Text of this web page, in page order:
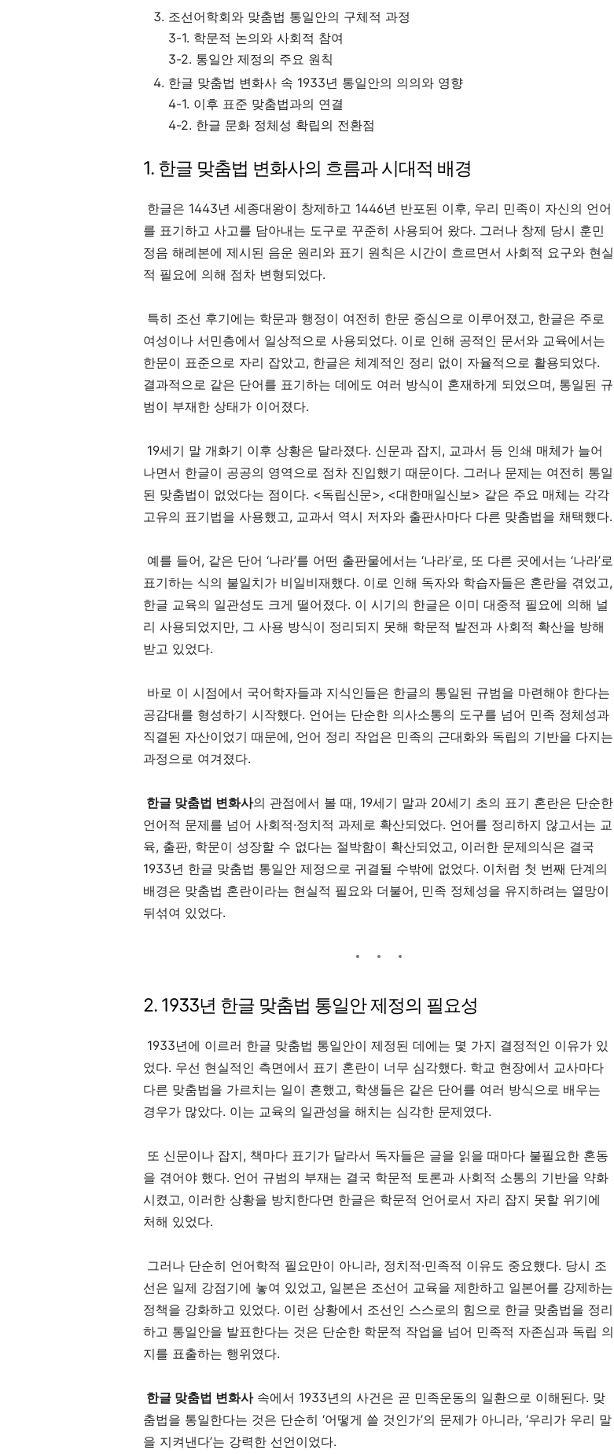
조선어학회와 맞춤법 통일안의 구체적 과정
3-1. 학문적 논의와 사회적 참여
3-2. 통일안 제정의 주요 원칙
한글 맞춤법 변화사 속 1933년 통일안의 의의와 영향
4-1. 이후 표준 맞춤법과의 연결
4-2. 한글 문화 정체성 확립의 전환점
1. 한글 맞춤법 변화사의 흐름과 시대적 배경
한글은 1443년 세종대왕이 창제하고 1446년 반포된 이후, 우리 민족이 자신의 언어
를 표기하고 사고를 담아내는 도구로 꾸준히 사용되어 왔다. 그러나 창제 당시 훈민
정음 해례본에 제시된 음운 원리와 표기 원칙은 시간이 흐르면서 사회적 요구와 현실
적 필요에 의해 점차 변형되었다.
특히 조선 후기에는 학문과 행정이 여전히 한문 중심으로 이루어졌고, 한글은 주로
여성이나 서민층에서 일상적으로 사용되었다. 이로 인해 공적인 문서와 교육에서는
한문이 표준으로 자리 잡았고, 한글은 체계적인 정리 없이 자율적으로 활용되었다.
결과적으로 같은 단어를 표기하는 데에도 여러 방식이 혼재하게 되었으며, 통일된 규
범이 부재한 상태가 이어졌다.
19세기 말 개화기 이후 상황은 달라졌다. 신문과 잡지, 교과서 등 인쇄 매체가 늘어
나면서 한글이 공공의 영역으로 점차 진입했기 때문이다. 그러나 문제는 여전히 통일
된 맞춤법이 없었다는 점이다. <독립신문>, <대한매일신보> 같은 주요 매체는 각각
고유의 표기법을 사용했고, 교과서 역시 저자와 출판사마다 다른 맞춤법을 채택했다.
예를 들어, 같은 단어 ‘나라’를 어떤 출판물에서는 ‘나라’로, 또 다른 곳에서는 ‘나라’로
표기하는 식의 불일치가 비일비재했다. 이로 인해 독자와 학습자들은 혼란을 겪었고,
한글 교육의 일관성도 크게 떨어졌다. 이 시기의 한글은 이미 대중적 필요에 의해 널
리 사용되었지만, 그 사용 방식이 정리되지 못해 학문적 발전과 사회적 확산을 방해
받고 있었다.
바로 이 시점에서 국어학자들과 지식인들은 한글의 통일된 규범을 마련해야 한다는
공감대를 형성하기 시작했다. 언어는 단순한 의사소통의 도구를 넘어 민족 정체성과
직결된 자산이었기 때문에, 언어 정리 작업은 민족의 근대화와 독립의 기반을 다지는
과정으로 여겨졌다.
한글 맞춤법 변화사의 관점에서 볼 때, 19세기 말과 20세기 초의 표기 혼란은 단순한
언어적 문제를 넘어 사회적·정치적 과제로 확산되었다. 언어를 정리하지 않고서는 교
육, 출판, 학문이 성장할 수 없다는 절박함이 확산되었고, 이러한 문제의식은 결국
1933년 한글 맞춤법 통일안 제정으로 귀결될 수밖에 없었다. 이처럼 첫 번째 단계의
배경은 맞춤법 혼란이라는 현실적 필요와 더불어, 민족 정체성을 유지하려는 열망이
뒤섞여 있었다.
2. 1933년 한글 맞춤법 통일안 제정의 필요성
1933년에 이르러 한글 맞춤법 통일안이 제정된 데에는 몇 가지 결정적인 이유가 있
었다. 우선 현실적인 측면에서 표기 혼란이 너무 심각했다. 학교 현장에서 교사마다
다른 맞춤법을 가르치는 일이 흔했고, 학생들은 같은 단어를 여러 방식으로 배우는
경우가 많았다. 이는 교육의 일관성을 해치는 심각한 문제였다.
또 신문이나 잡지, 책마다 표기가 달라서 독자들은 글을 읽을 때마다 불필요한 혼동
을 겪어야 했다. 언어 규범의 부재는 결국 학문적 토론과 사회적 소통의 기반을 약화
시켰고, 이러한 상황을 방치한다면 한글은 학문적 언어로서 자리 잡지 못할 위기에
처해 있었다.
그러나 단순히 언어학적 필요만이 아니라, 정치적·민족적 이유도 중요했다. 당시 조
선은 일제 강점기에 놓여 있었고, 일본은 조선어 교육을 제한하고 일본어를 강제하는
정책을 강화하고 있었다. 이런 상황에서 조선인 스스로의 힘으로 한글 맞춤법을 정리
하고 통일안을 발표한다는 것은 단순한 학문적 작업을 넘어 민족적 자존심과 독립 의
지를 표출하는 행위였다.
한글 맞춤법 변화사속에서 1933년의 사건은 곧 민족운동의 일환으로 이해된다. 맞
춤법을 통일한다는 것은 단순히 ‘어떻게 쓸 것인가’의 문제가 아니라, ‘우리가 우리 말
을 지켜낸다’는 강력한 선언이었다.